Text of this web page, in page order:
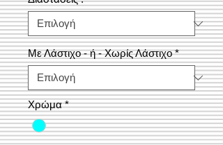
Με Λάστιχο - ή - Χωρίς Λάστιχο *
Χρώμα *